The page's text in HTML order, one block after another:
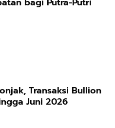
Transaksi Bullion
Juni 2026